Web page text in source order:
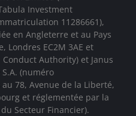
Investment
11286661),
en Angleterre et au Pays
Londres EC2M 3AE et
Authority) et Janus
(numéro
78, Avenue de la Liberté,
et réglementée par la
Secteur Financier).